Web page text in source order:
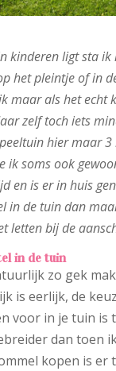
kinderen ligt sta ik
het pleintje of in
maar als het echt
zelf toch iets
hier maar
ik soms ook
en is er in huis
in de tuin dan
letten bij de
in de tuin
zo gek
is eerlijk, de
voor in je tuin is
dan toen
kopen is